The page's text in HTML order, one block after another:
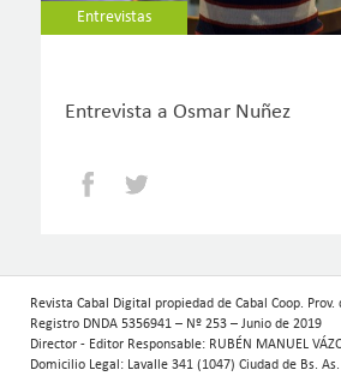
Entrevistas
Entrevista a Osmar Nuñez
Facebook
Revista Cabal Digital propiedad de Cabal Coop. Prov.
Registro DNDA 5356941 – Nº 253 – Junio de 2019
Director - Editor Responsable: RUBÉN MANUEL
Domicilio Legal: Lavalle 341 (1047) Ciudad de Bs.